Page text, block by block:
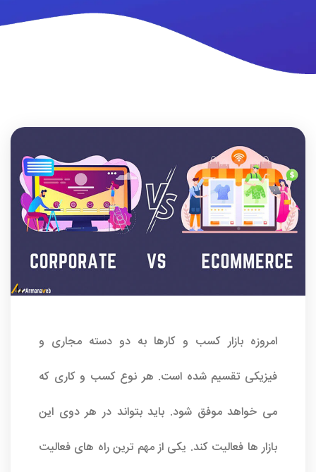
امروزه بازار کسب و کارها به دو دسته مجاری و
فیزیکی تقسیم شده است. هر نوع کسب و کاری که
می خواهد موفق شود. باید بتواند در هر دوی این
بازار ها فعالیت کند. یکی از مهم ترین راه های فعالیت